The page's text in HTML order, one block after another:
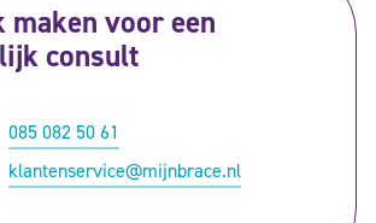
maken voor een
consult
085 082 50 61
klantenservice@mijnbrace.nl